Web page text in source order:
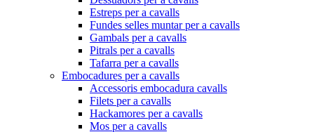
Estreps per a cavalls
Fundes selles muntar per a cavalls
Gambals per a cavalls
Pitrals per a cavalls
Tafarra per a cavalls
Embocadures per a cavalls
Accessoris embocadura cavalls
Filets per a cavalls
Hackamores per a cavalls
Mos per a cavalls